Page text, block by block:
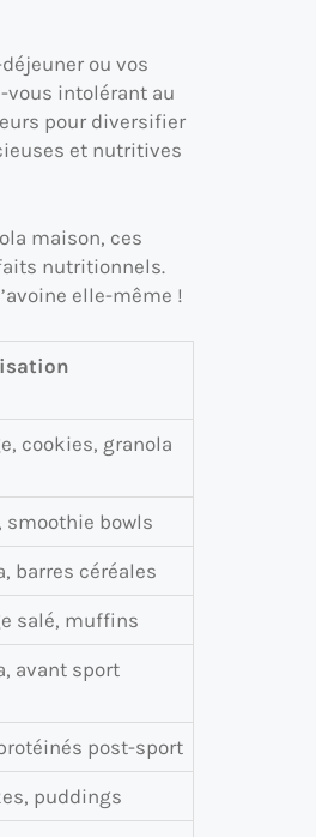
ou vos
vous intolérant au
pour diversifier
et nutritives
maison, ces
nutritionnels.
elle-même !
cookies, granola
smoothie bowls
barres céréales
salé, muffins
avant sport
post-sport
puddings